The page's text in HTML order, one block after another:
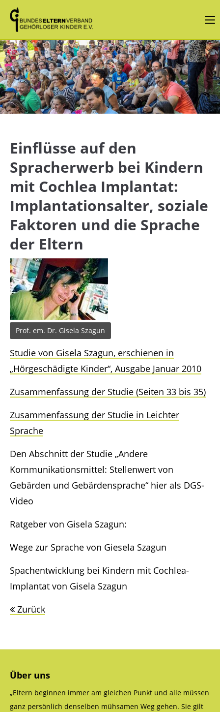
Login
Benutzername
Passwort
Angemeldet bleiben
Anmelden
Register | Lost your password?
Support
Lorem ipsum dolor sit amet:
24h/ 365days
We offer support for our customers
Get in touch
Cybersteel Inc.
376-293 City Road, Suite 600
San Francisco, CA 94102
Have any questions?
+44 1234 567 890
info@yourdomain.com
About us
Lorem ipsum dolor sit amet, consectetuer
adipiscing elit.
Aenean commodo ligula eget dolor. Aenean
massa. Cum sociis natoque penatibus et
Einflüsse auf den
Spracherwerb bei Kindern
mit Cochlea Implantat:
Implantationsalter, soziale
Faktoren und die Sprache
der Eltern
Prof. em. Dr. Gisela Szagun
Studie von Gisela Szagun, erschienen in
„Hörgeschädigte Kinder“, Ausgabe Januar 2010
Zusammenfassung der Studie (Seiten 33 bis 35)
Zusammenfassung der Studie in Leichter
Sprache
Den Abschnitt der Studie „Andere
Kommunikationsmittel: Stellenwert von
Gebärden und Gebärdensprache“ hier als DGS-
Video
Ratgeber von Gisela Szagun:
Wege zur Sprache von Giesela Szagun
Spachentwicklung bei Kindern mit Cochlea-
Implantat von Gisela Szagun
Zurück
Über uns
„Eltern beginnen immer am gleichen Punkt und alle müssen
ganz persönlich denselben mühsamen Weg gehen. Sie gilt